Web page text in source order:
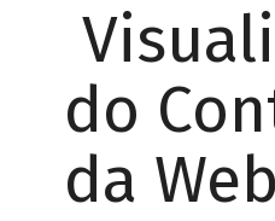
do
da Web